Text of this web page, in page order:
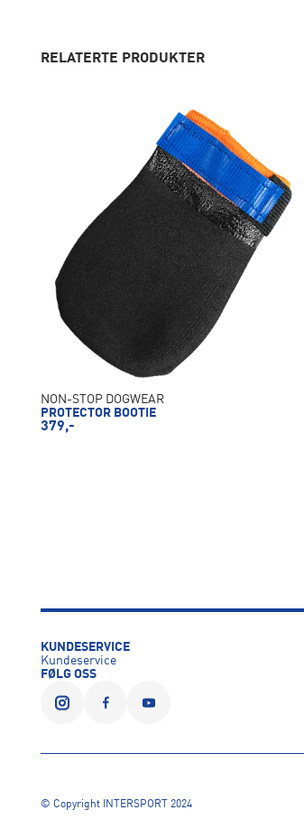
RELATERTE PRODUKTER
NON-STOP DOGWEAR
PROTECTOR BOOTIE
379,-
KUNDESERVICE
Kundeservice
FØLG OSS
© Copyright INTERSPORT 2024